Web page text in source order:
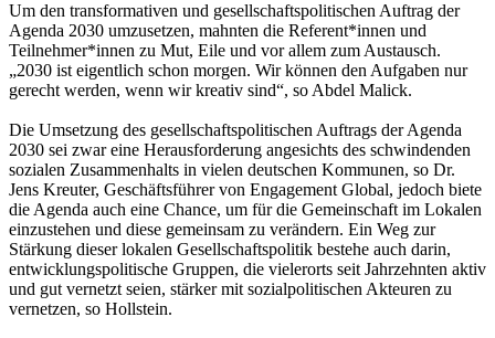
Um den transformativen und gesellschaftspolitischen Auftrag der
Agenda 2030 umzusetzen, mahnten die Referent*innen und
Teilnehmer*innen zu Mut, Eile und vor allem zum Austausch.
„2030 ist eigentlich schon morgen. Wir können den Aufgaben nur
gerecht werden, wenn wir kreativ sind“, so Abdel Malick.
Die Umsetzung des gesellschaftspolitischen Auftrags der Agenda
2030 sei zwar eine Herausforderung angesichts des schwindenden
sozialen Zusammenhalts in vielen deutschen Kommunen, so Dr.
Jens Kreuter, Geschäftsführer von Engagement Global, jedoch biete
die Agenda auch eine Chance, um für die Gemeinschaft im Lokalen
einzustehen und diese gemeinsam zu verändern. Ein Weg zur
Stärkung dieser lokalen Gesellschaftspolitik bestehe auch darin,
entwicklungspolitische Gruppen, die vielerorts seit Jahrzehnten aktiv
und gut vernetzt seien, stärker mit sozialpolitischen Akteuren zu
vernetzen, so Hollstein.